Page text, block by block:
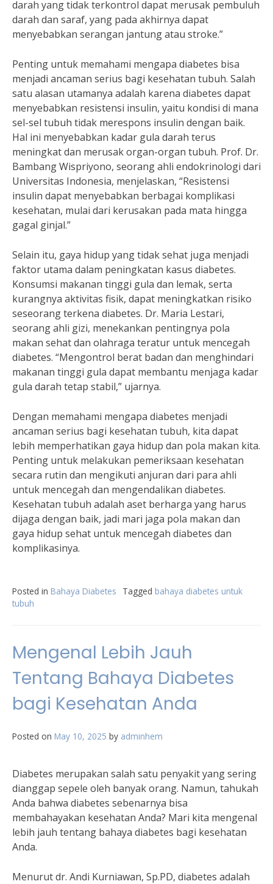
darah yang tidak terkontrol dapat merusak pembuluh
darah dan saraf, yang pada akhirnya dapat
menyebabkan serangan jantung atau stroke.”
Penting untuk memahami mengapa diabetes bisa
menjadi ancaman serius bagi kesehatan tubuh. Salah
satu alasan utamanya adalah karena diabetes dapat
menyebabkan resistensi insulin, yaitu kondisi di mana
sel-sel tubuh tidak merespons insulin dengan baik.
Hal ini menyebabkan kadar gula darah terus
meningkat dan merusak organ-organ tubuh. Prof. Dr.
Bambang Wispriyono, seorang ahli endokrinologi dari
Universitas Indonesia, menjelaskan, “Resistensi
insulin dapat menyebabkan berbagai komplikasi
kesehatan, mulai dari kerusakan pada mata hingga
gagal ginjal.”
Selain itu, gaya hidup yang tidak sehat juga menjadi
faktor utama dalam peningkatan kasus diabetes.
Konsumsi makanan tinggi gula dan lemak, serta
kurangnya aktivitas fisik, dapat meningkatkan risiko
seseorang terkena diabetes. Dr. Maria Lestari,
seorang ahli gizi, menekankan pentingnya pola
makan sehat dan olahraga teratur untuk mencegah
diabetes. “Mengontrol berat badan dan menghindari
makanan tinggi gula dapat membantu menjaga kadar
gula darah tetap stabil,” ujarnya.
Dengan memahami mengapa diabetes menjadi
ancaman serius bagi kesehatan tubuh, kita dapat
lebih memperhatikan gaya hidup dan pola makan kita.
Penting untuk melakukan pemeriksaan kesehatan
secara rutin dan mengikuti anjuran dari para ahli
untuk mencegah dan mengendalikan diabetes.
Kesehatan tubuh adalah aset berharga yang harus
dijaga dengan baik, jadi mari jaga pola makan dan
gaya hidup sehat untuk mencegah diabetes dan
komplikasinya.
Posted in Bahaya Diabetes Tagged bahaya diabetes untuk
tubuh
Mengenal Lebih Jauh
Tentang Bahaya Diabetes
bagi Kesehatan Anda
Posted on May 10, 2025 by adminhem
Diabetes merupakan salah satu penyakit yang sering
dianggap sepele oleh banyak orang. Namun, tahukah
Anda bahwa diabetes sebenarnya bisa
membahayakan kesehatan Anda? Mari kita mengenal
lebih jauh tentang bahaya diabetes bagi kesehatan
Anda.
Menurut dr. Andi Kurniawan, Sp.PD, diabetes adalah